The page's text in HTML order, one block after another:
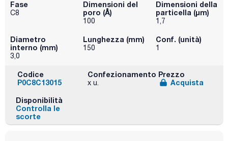
Fase
C8
Dimensioni del
poro (Å)
100
Dimensioni della
particella (μm)
1,7
Diametro
interno (mm)
3,0
Lunghezza (mm)
150
Conf. (unità)
1
Codice
P0C8C13015
Confezionamento
x u.
Prezzo
Acquista
Disponibilità
Controlla le
scorte